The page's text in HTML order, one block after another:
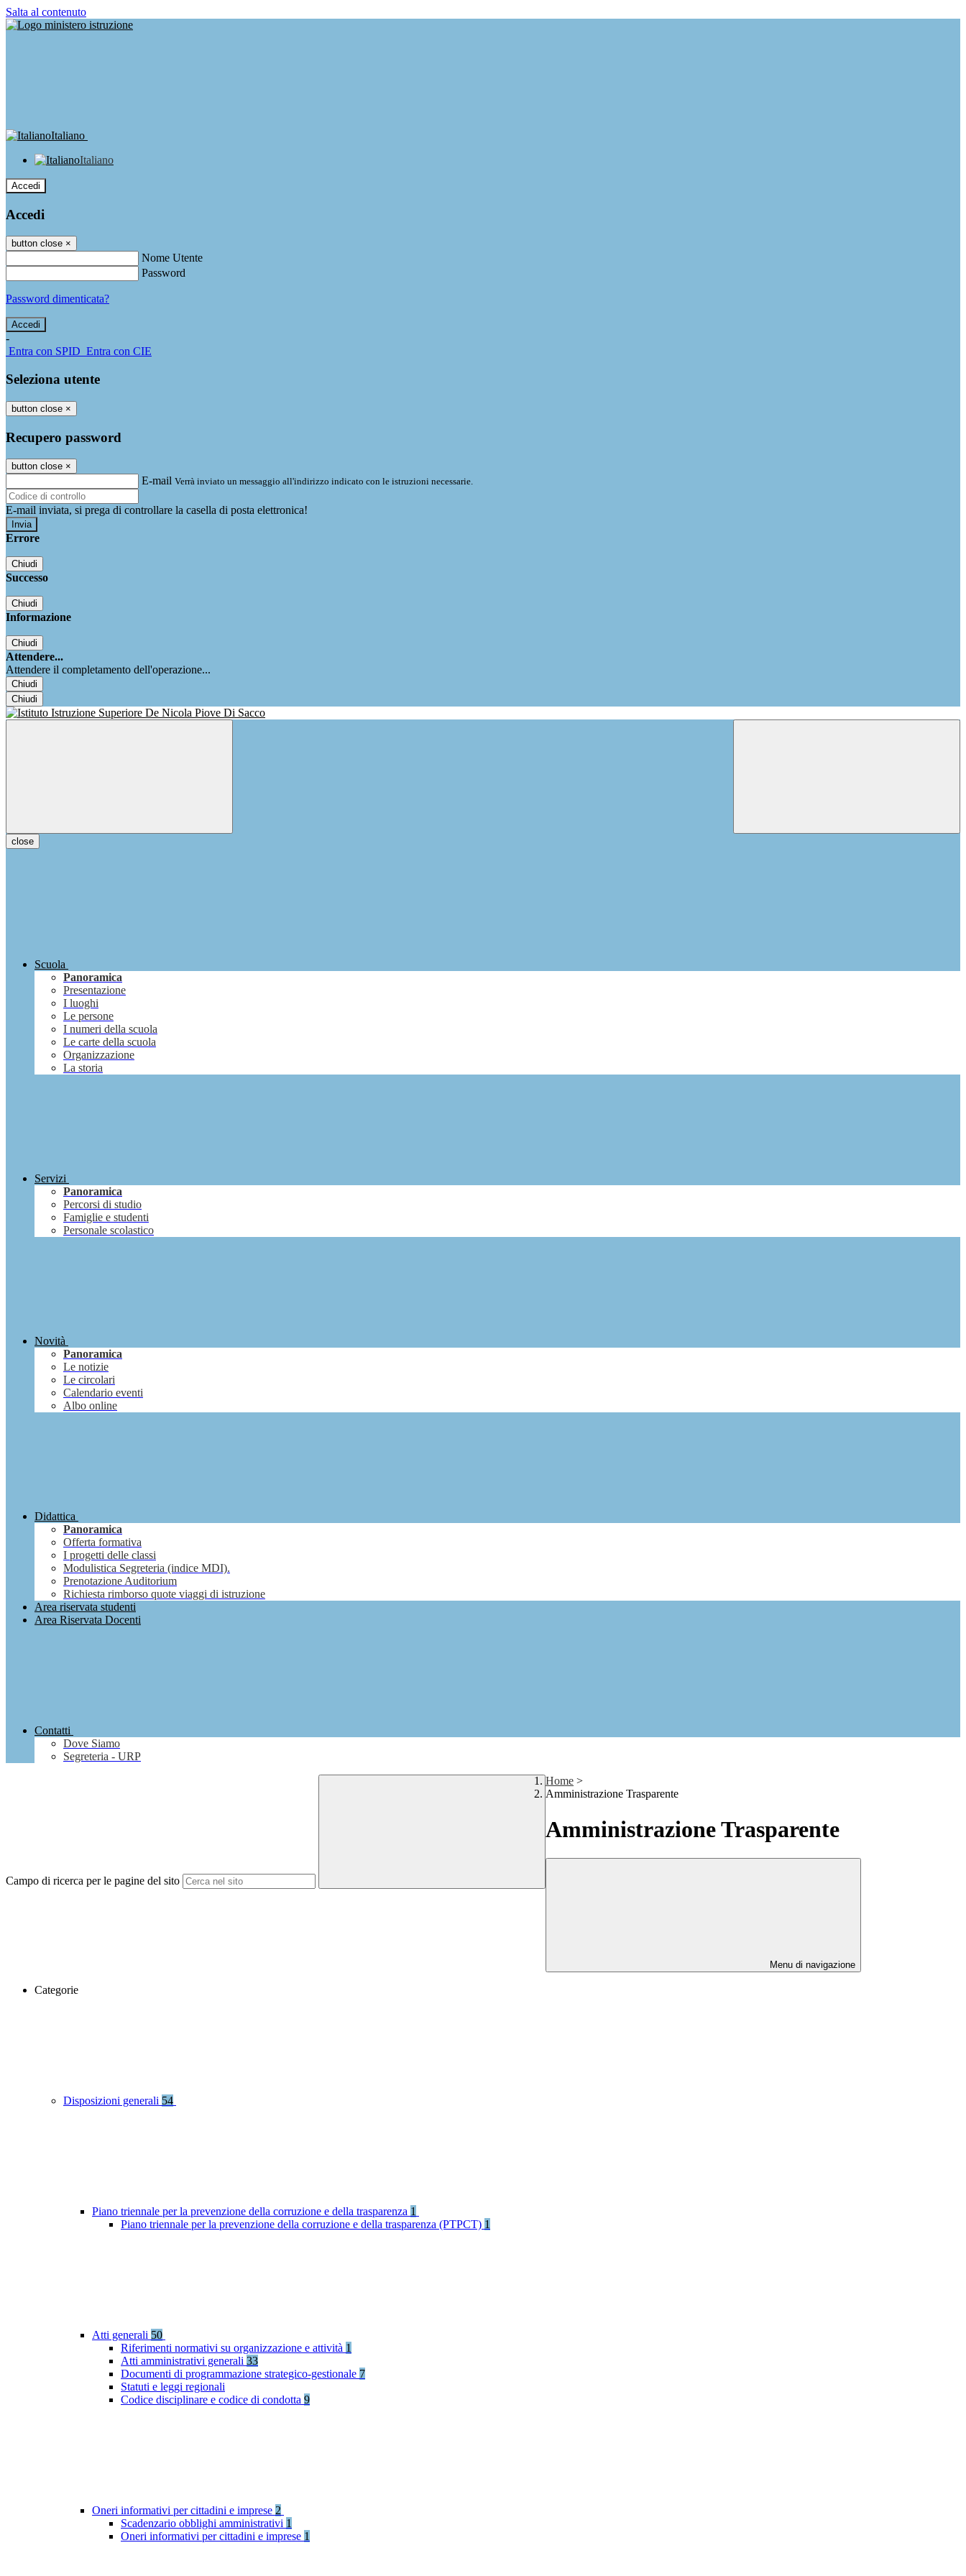
Salta al contenuto
Italiano
Italiano
Accedi
Accedi
button close ×
Nome Utente
Password
Password dimenticata?
-
Entra con SPID Entra con CIE
Seleziona utente
button close ×
Recupero password
button close ×
E-mail Verrà inviato un messaggio all'indirizzo indicato con le istruzioni necessarie.
E-mail inviata, si prega di controllare la casella di posta elettronica!
Errore
Chiudi
Successo
Chiudi
Informazione
Chiudi
Attendere...
Attendere il completamento dell'operazione...
Chiudi
Chiudi
close
Scuola
Panoramica
Presentazione
I luoghi
Le persone
I numeri della scuola
Le carte della scuola
Organizzazione
La storia
Servizi
Panoramica
Percorsi di studio
Famiglie e studenti
Personale scolastico
Novità
Panoramica
Le notizie
Le circolari
Calendario eventi
Albo online
Didattica
Panoramica
Offerta formativa
I progetti delle classi
Modulistica Segreteria (indice MDI).
Prenotazione Auditorium
Richiesta rimborso quote viaggi di istruzione
Area riservata studenti
Area Riservata Docenti
Contatti
Dove Siamo
Segreteria - URP
Campo di ricerca per le pagine del sito
Home >
Amministrazione Trasparente
Amministrazione Trasparente
Menu di navigazione
Categorie
Disposizioni generali 54
Piano triennale per la prevenzione della corruzione e della trasparenza 1
Piano triennale per la prevenzione della corruzione e della trasparenza (PTPCT) 1
Atti generali 50
Riferimenti normativi su organizzazione e attività 1
Atti amministrativi generali 33
Documenti di programmazione strategico-gestionale 7
Statuti e leggi regionali
Codice disciplinare e codice di condotta 9
Oneri informativi per cittadini e imprese 2
Scadenzario obblighi amministrativi 1
Oneri informativi per cittadini e imprese 1